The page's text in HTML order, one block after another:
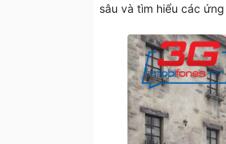
sâu và tìm hiểu các